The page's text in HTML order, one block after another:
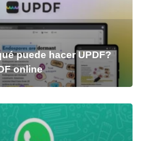
puede hacer UPDF?
online